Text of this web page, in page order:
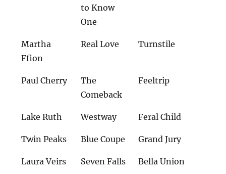
to Know
One
Martha
Ffion
Real Love Turnstile
Paul Cherry
The
Comeback
Feeltrip
Lake Ruth Westway Feral Child
Twin Peaks Blue Coupe Grand Jury
Laura Veirs Seven Falls Bella Union